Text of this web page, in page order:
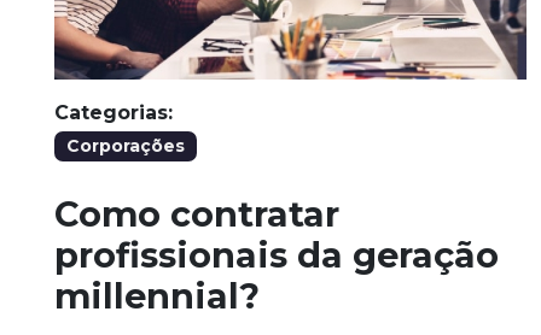
Categorias:
Corporações
Como contratar
profissionais da geração
millennial?